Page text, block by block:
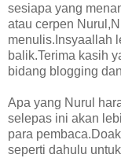
sesiapa yang
atau cerpen
menulis.Insyaallah
balik.Terima kasih
bidang blogging
Apa yang Nurul
selepas ini akan
para
seperti dahulu